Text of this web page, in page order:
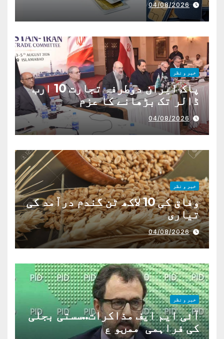
04/08/2026
خبر و نظر
پاک ایران دوطرفہ تجارت 10 ارب
ڈالر تک بڑھانے کا عزم
04/08/2026
خبر و نظر
وفاق کی 10 لاکھ ٹن گندم درآمد کی
تیاری
04/08/2026
خبر و نظر
آئی ایم ایف مذاکرات..سستی بجلی
کی فراہمی ممںو ع